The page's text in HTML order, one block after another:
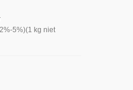
5%)(1 kg niet